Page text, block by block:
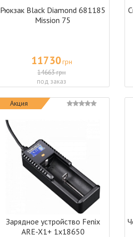
Рюкзак Black Diamond 681185
Mission 75
11730грн
14663 грн
под заказ
Акция
Зарядное устройство Fenix
ARE-X1+ 1x18650